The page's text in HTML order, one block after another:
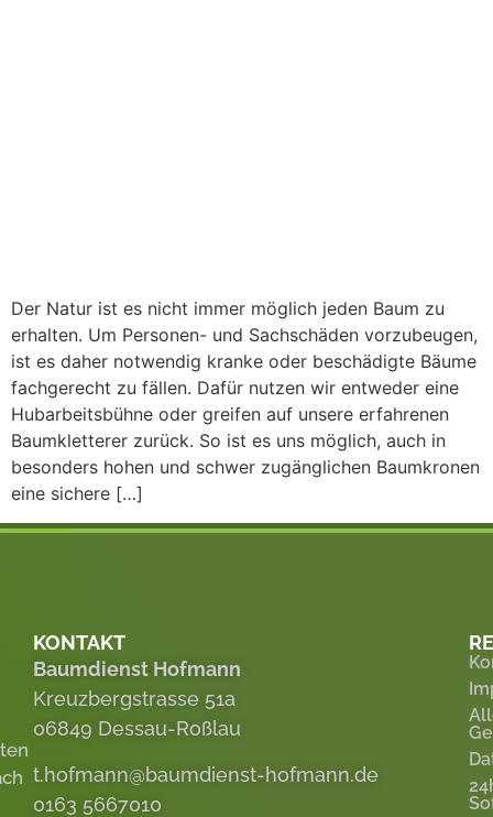
Der Natur ist es nicht immer möglich jeden Baum zu
erhalten. Um Personen- und Sachschäden vorzubeugen,
ist es daher notwendig kranke oder beschädigte Bäume
fachgerecht zu fällen. Dafür nutzen wir entweder eine
Hubarbeitsbühne oder greifen auf unsere erfahrenen
Baumkletterer zurück. So ist es uns möglich, auch in
besonders hohen und schwer zugänglichen Baumkronen
eine sichere […]
KONTAKT
Baumdienst Hofmann
Kreuzbergstrasse 51a
06849 Dessau-Roßlau
t.hofmann@baumdienst-hofmann.de
0163 5667010